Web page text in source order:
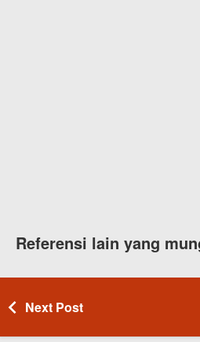
Referensi lain yang
Next Post